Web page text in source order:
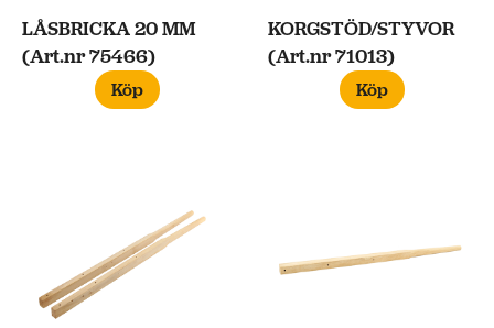
KORGSTÖD/STYVOR
(Art.nr 71013)
Köp
LÅSBRICKA 20 MM
(Art.nr 75466)
Köp